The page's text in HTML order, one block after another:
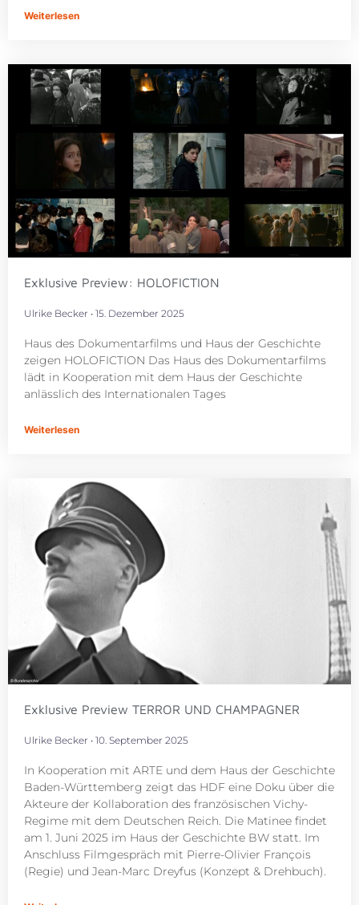
Weiterlesen
Exklusive Preview: HOLOFICTION
Ulrike Becker 15. Dezember 2025
Haus des Dokumentarfilms und Haus der Geschichte
zeigen HOLOFICTION Das Haus des Dokumentarfilms
lädt in Kooperation mit dem Haus der Geschichte
anlässlich des Internationalen Tages
Weiterlesen
Exklusive Preview TERROR UND CHAMPAGNER
Ulrike Becker 10. September 2025
In Kooperation mit ARTE und dem Haus der Geschichte
Baden-Württemberg zeigt das HDF eine Doku über die
Akteure der Kollaboration des französischen Vichy-
Regime mit dem Deutschen Reich. Die Matinee findet
am 1. Juni 2025 im Haus der Geschichte BW statt. Im
Anschluss Filmgespräch mit Pierre-Olivier François
(Regie) und Jean-Marc Dreyfus (Konzept & Drehbuch).